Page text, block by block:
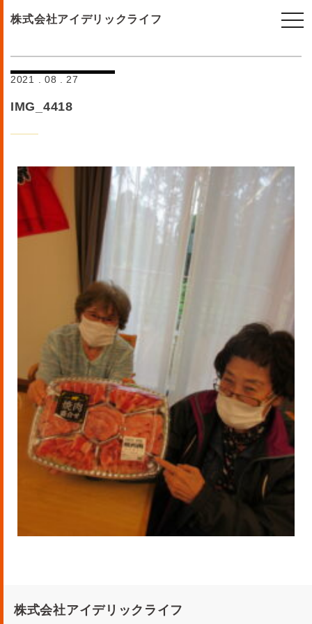
株式会社アイデリックライフ
2021 . 08 . 27
IMG_4418
株式会社アイデリックライフ